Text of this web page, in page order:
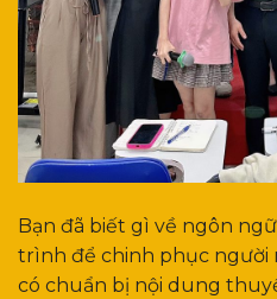
Bạn đã biết gì về ngôn
trình để chinh phục người
có chuẩn bị nội dung